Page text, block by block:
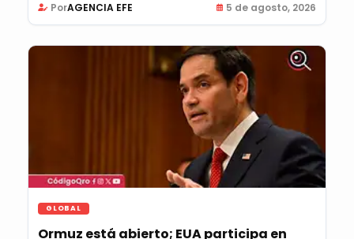
PorAGENCIA EFE 5 de agosto, 2026
GLOBAL
Ormuz está abierto; EUA participa en